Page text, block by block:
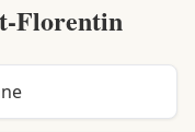
Florentin